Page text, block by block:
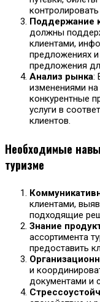
Поддержание
должны
клиентами,
предложениях
предложения
Анализ рынка:
изменениями на
конкурентные
услуги в
клиентов.
Необходимые
туризме
клиентами,
подходящие
Знание
ассортимента
предоставить
и
документами и